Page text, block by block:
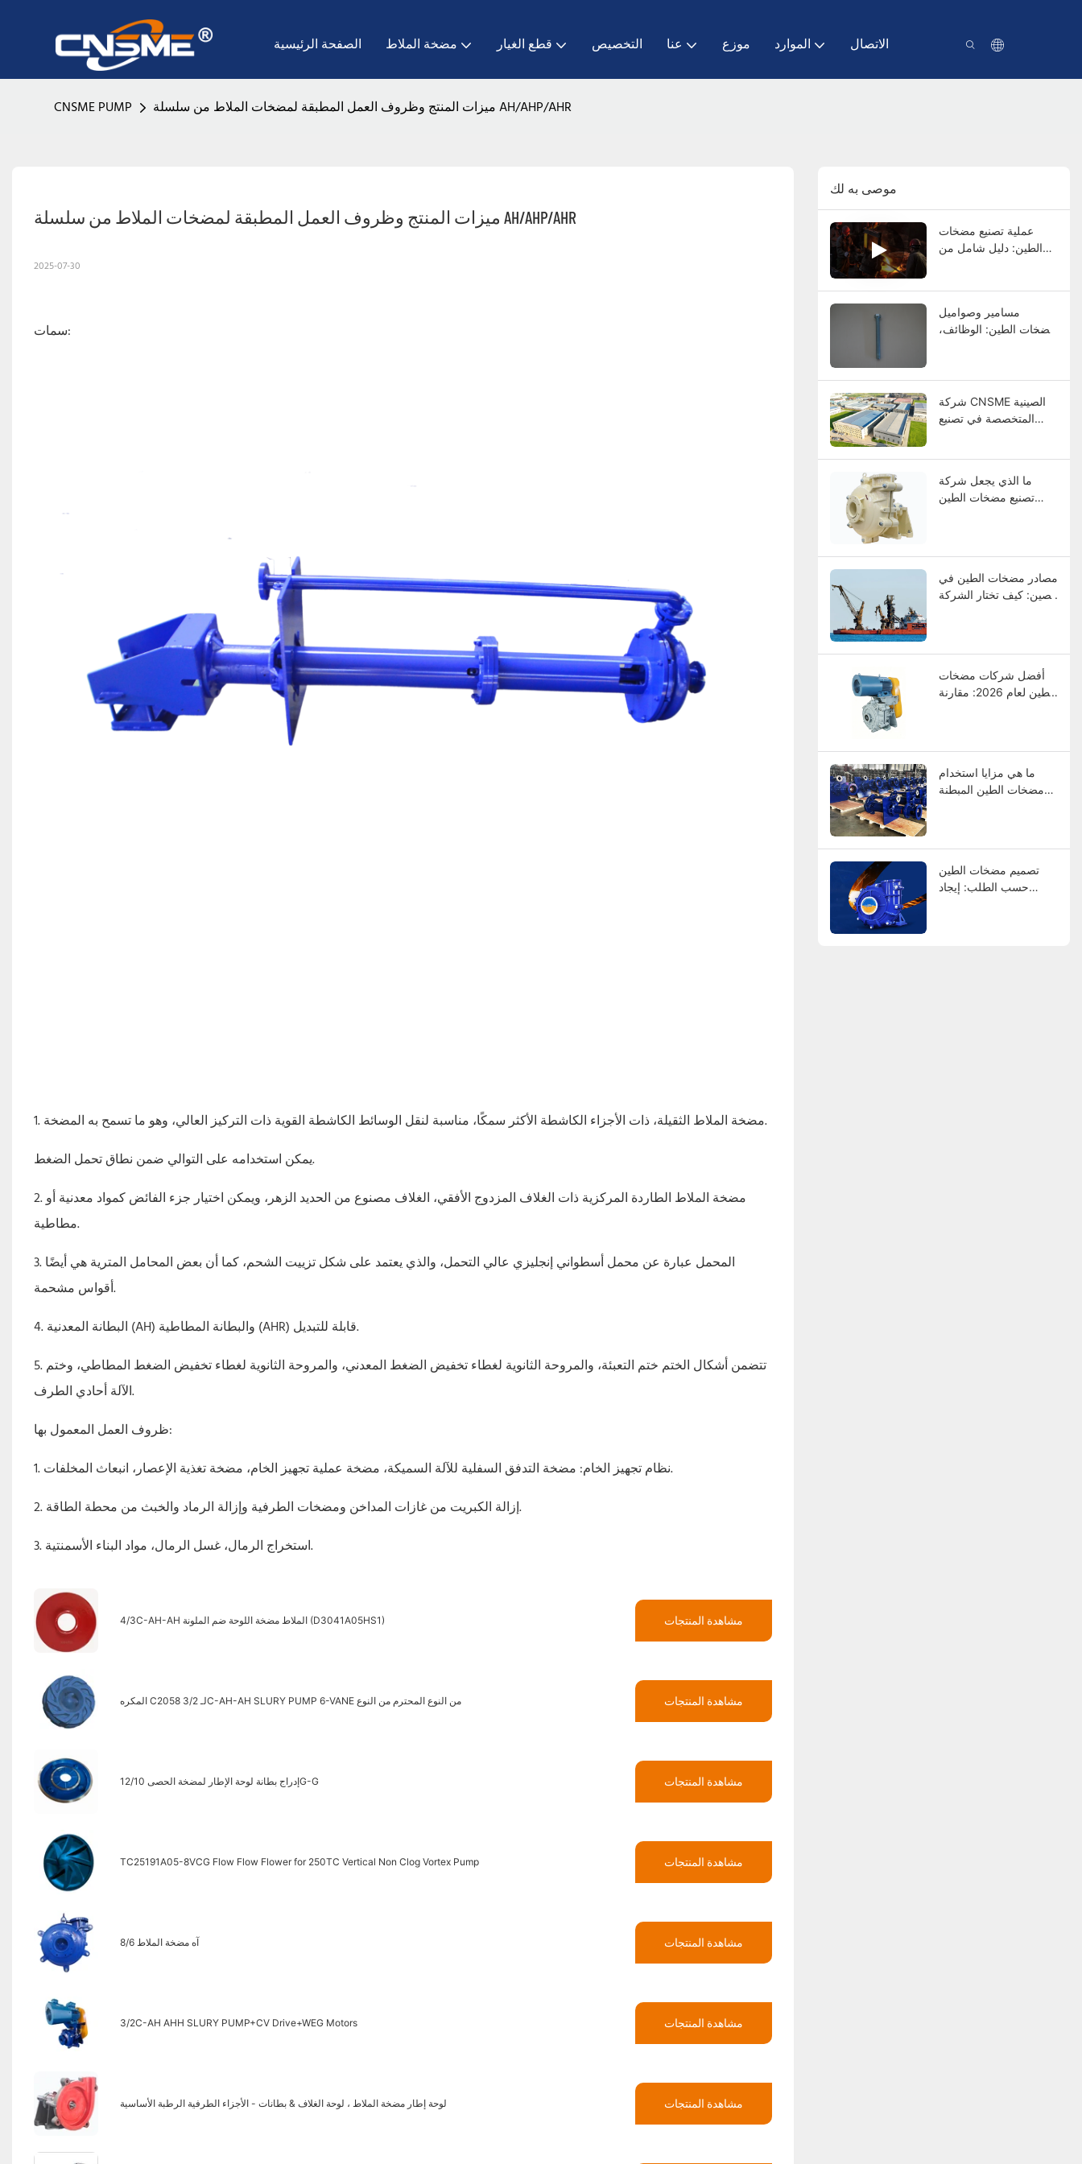
الصفحة الرئيسية مضخة الملاط قطع الغيار التخصيص عنا موزع الموارد الاتصال
CNSME PUMP ميزات المنتج وظروف العمل المطبقة لمضخات الملاط من سلسلة AH/AHP/AHR
ميزات المنتج وظروف العمل المطبقة لمضخات الملاط من سلسلة AH/AHP/AHR
2025-07-30
سمات:
1. مضخة الملاط الثقيلة، ذات الأجزاء الكاشطة الأكثر سمكًا، مناسبة لنقل الوسائط الكاشطة القوية ذات التركيز العالي، وهو ما تسمح به المضخة.
يمكن استخدامه على التوالي ضمن نطاق تحمل الضغط.
2. مضخة الملاط الطاردة المركزية ذات الغلاف المزدوج الأفقي، الغلاف مصنوع من الحديد الزهر، ويمكن اختيار جزء الفائض كمواد معدنية أو
مطاطية.
3. المحمل عبارة عن محمل أسطواني إنجليزي عالي التحمل، والذي يعتمد على شكل تزييت الشحم، كما أن بعض المحامل المترية هي أيضًا
أقواس مشحمة.
4. البطانة المعدنية (AH) والبطانة المطاطية (AHR) قابلة للتبديل.
5. تتضمن أشكال الختم ختم التعبئة، والمروحة الثانوية لغطاء تخفيض الضغط المعدني، والمروحة الثانوية لغطاء تخفيض الضغط المطاطي، وختم
الآلة أحادي الطرف.
ظروف العمل المعمول بها:
1. نظام تجهيز الخام: مضخة التدفق السفلية للآلة السميكة، مضخة عملية تجهيز الخام، مضخة تغذية الإعصار، انبعاث المخلفات.
2. إزالة الكبريت من غازات المداخن ومضخات الطرفية وإزالة الرماد والخبث من محطة الطاقة.
3. استخراج الرمال، غسل الرمال، مواد البناء الأسمنتية.
4/3C-AH-AH الملاط مضخة اللوحة ضم الملونة (D3041A05HS1) مشاهدة المنتجات
المكره C2058 لـ 3/2C-AH-AH SLURY PUMP 6-VANE من النوع المحترم من النوع مشاهدة المنتجات
إدراج بطانة لوحة الإطار لمضخة الحصى 12/10G-G مشاهدة المنتجات
TC25191A05-8VCG Flow Flow Flower for 250TC Vertical Non Clog Vortex Pump مشاهدة المنتجات
8/6 آه مضخة الملاط مشاهدة المنتجات
3/2C-AH AHH SLURY PUMP+CV Drive+WEG Motors مشاهدة المنتجات
لوحة إطار مضخة الملاط ، لوحة الغلاف & بطانات - الأجزاء الطرفية الرطبة الأساسية مشاهدة المنتجات
موصى به لك
عملية تصنيع مضخات
الطين: دليل شامل من
مسامير وصواميل
مضخات الطين: الوظائف،
شركة CNSME الصينية
المتخصصة في تصنيع
وقطع الغيار وحلول
المضخات الصناعية
ما الذي يجعل شركة
تصنيع مضخات الطين
مصادر مضخات الطين في
الصين: كيف تختار الشركة
أفضل شركات مضخات
الطين لعام 2026: مقارنة
ما هي مزايا استخدام
مضخات الطين المبطنة
تصميم مضخات الطين
حسب الطلب: إيجاد